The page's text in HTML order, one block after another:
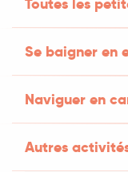
Se baigner en
Naviguer en
Autres
des
Découvrir un
vous tente?
guider! Au